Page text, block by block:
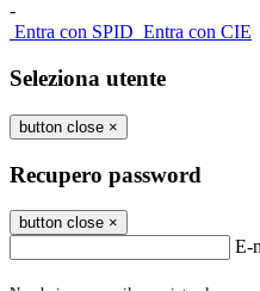
-
Entra con SPID Entra con CIE
Seleziona utente
button close ×
Recupero password
button close ×
E-